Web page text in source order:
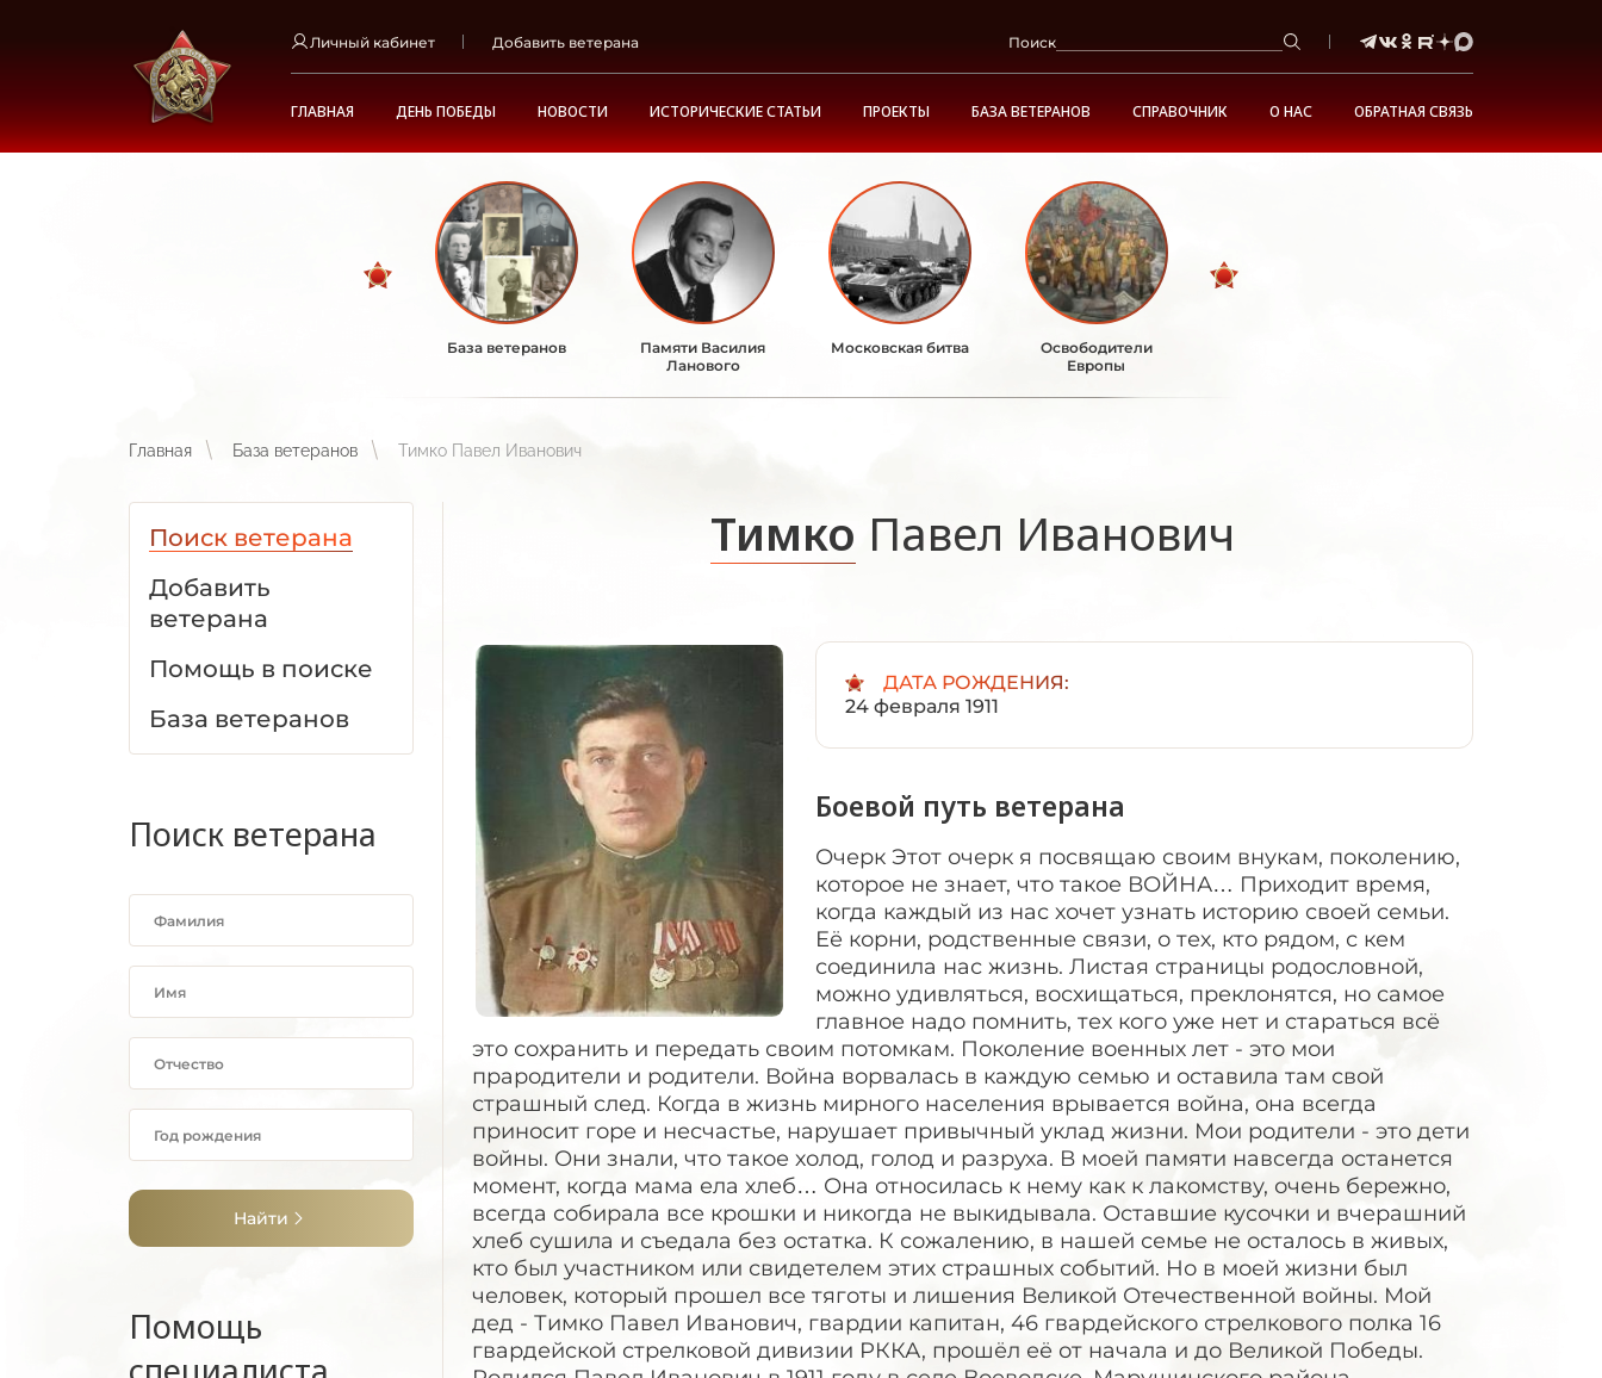
Личный кабинет Добавить ветерана Поиск
ГЛАВНАЯ ДЕНЬ ПОБЕДЫ НОВОСТИ ИСТОРИЧЕСКИЕ СТАТЬИ ПРОЕКТЫ БАЗА ВЕТЕРАНОВ СПРАВОЧНИК О НАС ОБРАТНАЯ СВЯЗЬ
База ветеранов
Памяти Василия
Ланового
Московская битва
Освободители
Европы
Главная База ветеранов Тимко Павел Иванович
Поиск ветерана
Добавить
ветерана
Помощь в поиске
База ветеранов
Поиск ветерана
Найти
Помощь
Тимко Павел Иванович
ДАТА РОЖДЕНИЯ:
24 февраля 1911
Боевой путь ветерана
Очерк Этот очерк я посвящаю своим внукам, поколению,
которое не знает, что такое ВОЙНА… Приходит время,
когда каждый из нас хочет узнать историю своей семьи.
Её корни, родственные связи, о тех, кто рядом, с кем
соединила нас жизнь. Листая страницы родословной,
можно удивляться, восхищаться, преклонятся, но самое
главное надо помнить, тех кого уже нет и стараться всё
это сохранить и передать своим потомкам. Поколение военных лет - это мои
прародители и родители. Война ворвалась в каждую семью и оставила там свой
страшный след. Когда в жизнь мирного населения врывается война, она всегда
приносит горе и несчастье, нарушает привычный уклад жизни. Мои родители - это дети
войны. Они знали, что такое холод, голод и разруха. В моей памяти навсегда останется
момент, когда мама ела хлеб… Она относилась к нему как к лакомству, очень бережно,
всегда собирала все крошки и никогда не выкидывала. Оставшие кусочки и вчерашний
хлеб сушила и съедала без остатка. К сожалению, в нашей семье не осталось в живых,
кто был участником или свидетелем этих страшных событий. Но в моей жизни был
человек, который прошел все тяготы и лишения Великой Отечественной войны. Мой
дед - Тимко Павел Иванович, гвардии капитан, 46 гвардейского стрелкового полка 16
гвардейской стрелковой дивизии РККА, прошёл её от начала и до Великой Победы.